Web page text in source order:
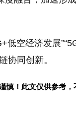
低空经济发展
协同创新。
慎！此文仅供参考，